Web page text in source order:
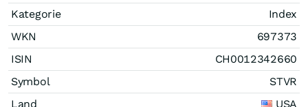
Kategorie
Index
WKN
697373
ISIN
CH0012342660
Symbol
STVR
Land
USA